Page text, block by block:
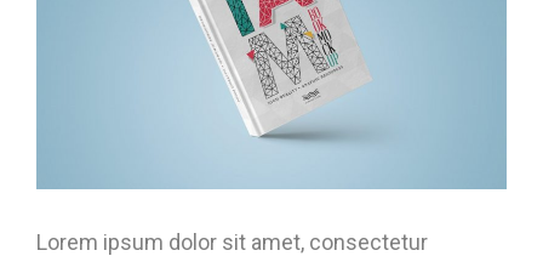
Lorem ipsum dolor sit amet, consectetur